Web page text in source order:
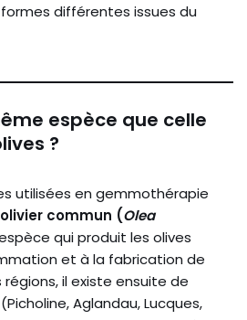
différentes issues du
espèce que celle
?
utilisées en gemmothérapie
commun (Olea
qui produit les olives
et à la fabrication de
régions, il existe ensuite de
Aglandau, Lucques,